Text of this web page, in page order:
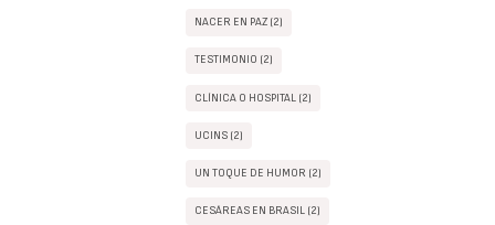
NACER EN PAZ (2)
TESTIMONIO (2)
CLÍNICA O HOSPITAL (2)
UCINS (2)
UN TOQUE DE HUMOR (2)
CESÁREAS EN BRASIL (2)